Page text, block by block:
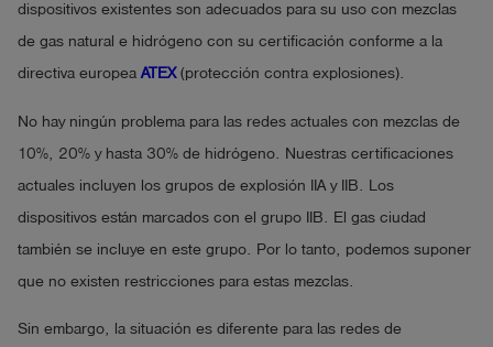
dispositivos existentes son adecuados para su uso con mezclas
de gas natural e hidrógeno con su certificación conforme a la
directiva europeaATEX (protección contra explosiones).
No hay ningún problema para las redes actuales con mezclas de
10%, 20% y hasta 30% de hidrógeno. Nuestras certificaciones
actuales incluyen los grupos de explosión IIA y IIB. Los
dispositivos están marcados con el grupo IIB. El gas ciudad
también se incluye en este grupo. Por lo tanto, podemos suponer
que no existen restricciones para estas mezclas.
Sin embargo, la situación es diferente para las redes de